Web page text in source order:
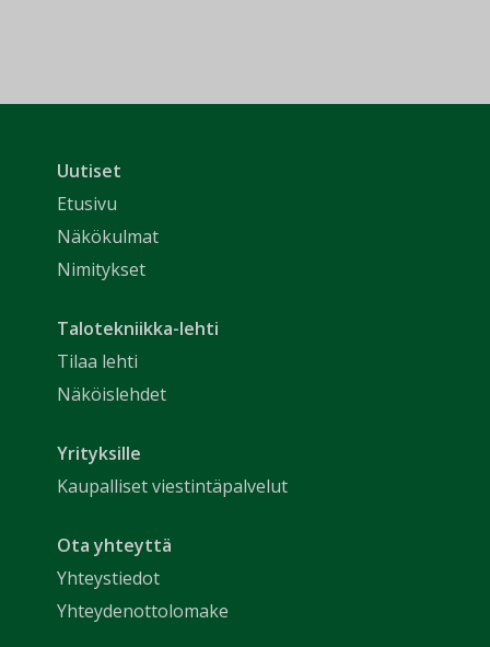
Uutiset
Etusivu
Näkökulmat
Nimitykset
Talotekniikka-lehti
Tilaa lehti
Näköislehdet
Yrityksille
Kaupalliset viestintäpalvelut
Ota yhteyttä
Yhteystiedot
Yhteydenottolomake